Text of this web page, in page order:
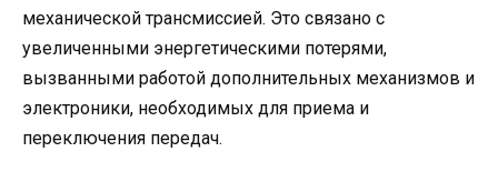
механической трансмиссией. Это связано с
увеличенными энергетическими потерями,
вызванными работой дополнительных механизмов и
электроники, необходимых для приема и
переключения передач.